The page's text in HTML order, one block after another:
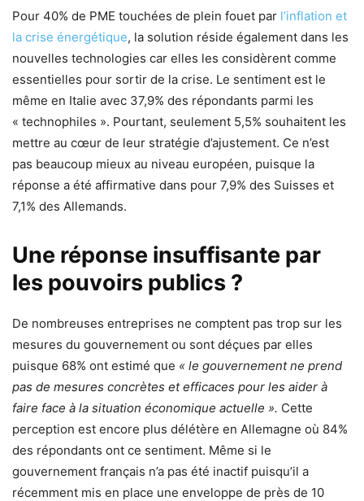
Pour 40% de PME touchées de plein fouet par l’inflation et
la crise énergétique, la solution réside également dans les
nouvelles technologies car elles les considèrent comme
essentielles pour sortir de la crise. Le sentiment est le
même en Italie avec 37,9% des répondants parmi les
« technophiles ». Pourtant, seulement 5,5% souhaitent les
mettre au cœur de leur stratégie d’ajustement. Ce n’est
pas beaucoup mieux au niveau européen, puisque la
réponse a été affirmative dans pour 7,9% des Suisses et
7,1% des Allemands.
Une réponse insuffisante par
les pouvoirs publics ?
De nombreuses entreprises ne comptent pas trop sur les
mesures du gouvernement ou sont déçues par elles
puisque 68% ont estimé que « le gouvernement ne prend
pas de mesures concrètes et efficaces pour les aider à
faire face à la situation économique actuelle ». Cette
perception est encore plus délétère en Allemagne où 84%
des répondants ont ce sentiment. Même si le
gouvernement français n’a pas été inactif puisqu’il a
récemment mis en place une enveloppe de près de 10